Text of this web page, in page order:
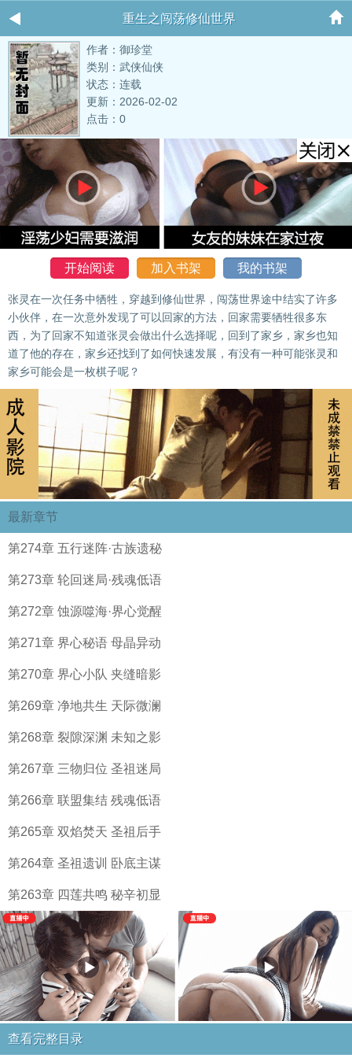
重生之闯荡修仙世界
作者：御珍堂
类别：武侠仙侠
状态：连载
更新：2026-02-02
点击：0
开始阅读 加入书架 我的书架
张灵在一次任务中牺牲，穿越到修仙世界，闯荡世界途中结实了许多
小伙伴，在一次意外发现了可以回家的方法，回家需要牺牲很多东
西，为了回家不知道张灵会做出什么选择呢，回到了家乡，家乡也知
道了他的存在，家乡还找到了如何快速发展，有没有一种可能张灵和
家乡可能会是一枚棋子呢？
最新章节
第274章 五行迷阵·古族遗秘
第273章 轮回迷局·残魂低语
第272章 蚀源噬海·界心觉醒
第271章 界心秘语 母晶异动
第270章 界心小队 夹缝暗影
第269章 净地共生 天际微澜
第268章 裂隙深渊 未知之影
第267章 三物归位 圣祖迷局
第266章 联盟集结 残魂低语
第265章 双焰焚天 圣祖后手
第264章 圣祖遗训 卧底主谋
第263章 四莲共鸣 秘辛初显
查看完整目录